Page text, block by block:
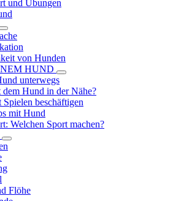
und Übungen
von Hunden
HUND
unterwegs
Hund in der Nähe?
beschäftigen
mit Hund
Welchen Sport machen?
Flöhe